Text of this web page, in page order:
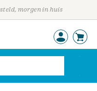
morgen in huis